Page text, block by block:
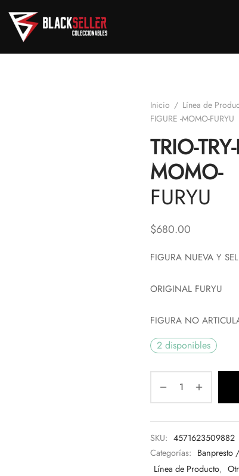
Inicio / Línea de
FIGURE -MOMO-FURYU
TRIO-
MOMO-
FURYU
$680.00
FIGURA NUEVA Y
ORIGINAL FURYU
FIGURA NO
2 disponibles
SKU: 4571623509882
Categorías: Banpresto
Línea de Producto,